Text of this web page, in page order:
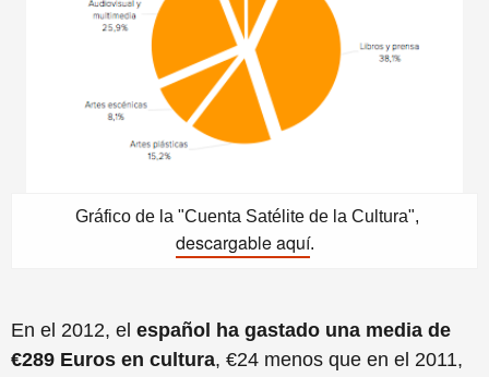
Gráfico de la "Cuenta Satélite de la Cultura",
descargable aquí.
En el 2012, el español ha gastado una media de
€289 Euros en cultura, €24 menos que en el 2011,